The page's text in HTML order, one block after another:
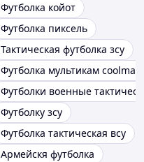
Футболка койот
Футболка пиксель
Тактическая футболка зсу
Футболка мультикам coolmax
Футболки военные
Футболку зсу
Футболка тактическая всу
Армейскя футболка